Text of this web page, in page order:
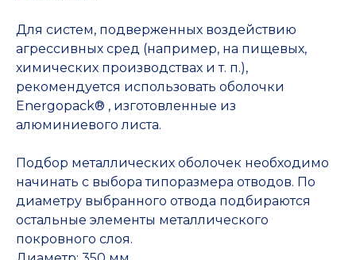
Для систем, подверженных воздействию
агрессивных сред (например, на пищевых,
химических производствах и т. п.),
рекомендуется использовать оболочки
Energopack® , изготовленные из
алюминиевого листа.
Подбор металлических оболочек необходимо
начинать с выбора типоразмера отводов. По
диаметру выбранного отвода подбираются
остальные элементы металлического
покровного слоя.